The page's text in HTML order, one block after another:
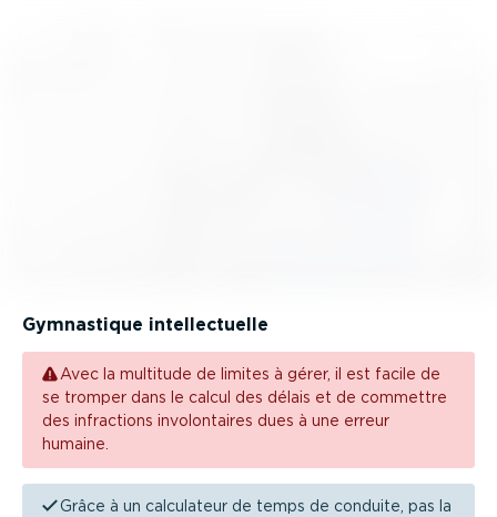
Gymnastique intel­lec­tuelle
Avec la multitude de limites à gérer, il est facile de
se tromper dans le calcul des délais et de commettre
des infractions involon­taires dues à une erreur
humaine.
Grâce à un calculateur de temps de conduite, pas la